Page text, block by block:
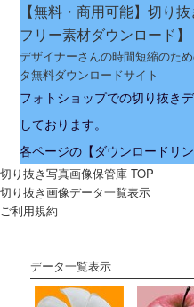
【無料・商用可能】切り
フリー素材ダウンロード】
デザイナーさんの時間短縮のた
タ無料ダウンロードサイト
フォトショップでの切り抜き
しております。
各ページの【ダウンロードリ
切り抜き写真画像保管庫 TOP
切り抜き画像データ一覧表示
ご利用規約
データ一覧表示